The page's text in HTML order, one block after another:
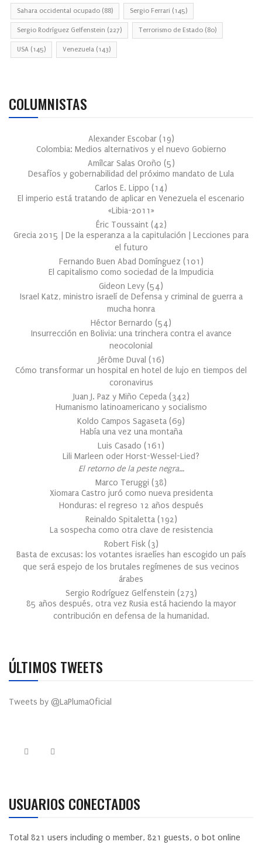
Sahara occidental ocupado (88) Sergio Ferrari (145)
Sergio Rodríguez Gelfenstein (227) Terrorismo de Estado (80)
USA (145) Venezuela (143)
COLUMNISTAS
Alexander Escobar (19)
Colombia: Medios alternativos y el nuevo Gobierno
Amílcar Salas Oroño (5)
Desafíos y gobernabilidad del próximo mandato de Lula
Carlos E. Lippo (14)
El imperio está tratando de aplicar en Venezuela el escenario
«Libia-2011»
Éric Toussaint (42)
Grecia 2015 | De la esperanza a la capitulación | Lecciones para
el futuro
Fernando Buen Abad Domínguez (101 )
El capitalismo como sociedad de la Impudicia
Gideon Levy (54)
Israel Katz, ministro israelí de Defensa y criminal de guerra a
mucha honra
Héctor Bernardo (54)
Insurrección en Bolivia: una trinchera contra el avance
neocolonial
Jérôme Duval (16)
Cómo transformar un hospital en hotel de lujo en tiempos del
coronavirus
Juan J. Paz y Miño Cepeda (342)
Humanismo latinoamericano y socialismo
Koldo Campos Sagaseta (69)
Había una vez una montaña
Luis Casado (161 )
Lili Marleen oder Horst-Wessel-Lied?
El retorno de la peste negra…
Marco Teruggi (38)
Xiomara Castro juró como nueva presidenta
Honduras: el regreso 12 años después
Reinaldo Spitaletta (192)
La sospecha como otra clave de resistencia
Robert Fisk (3)
Basta de excusas: los votantes israelíes han escogido un país
que será espejo de los brutales regímenes de sus vecinos
árabes
Sergio Rodríguez Gelfenstein (273)
85 años después, otra vez Rusia está haciendo la mayor
contribución en defensa de la humanidad.
ÚLTIMOS TWEETS
Tweets by @LaPlumaOficial
USUARIOS CONECTADOS
Total 821 users including 0 member, 821 guests, 0 bot online